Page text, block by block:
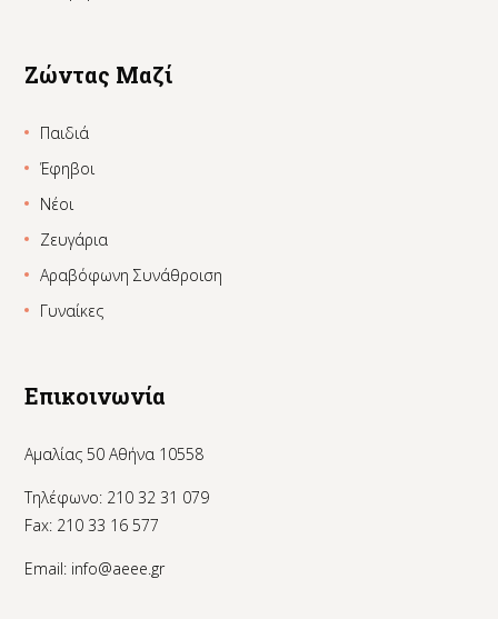
Ζώντας Μαζί
Παιδιά
Έφηβοι
Νέοι
Ζευγάρια
Αραβόφωνη Συνάθροιση
Γυναίκες
Επικοινωνία
Αμαλίας 50 Αθήνα 10558
Τηλέφωνο: 210 32 31 079
Fax: 210 33 16 577
Email: info@aeee.gr